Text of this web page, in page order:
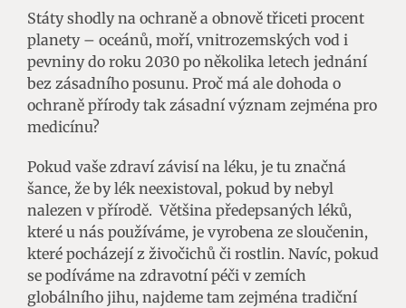
Státy shodly na ochraně a obnově třiceti procent
planety – oceánů, moří, vnitrozemských vod i
pevniny do roku 2030 po několika letech jednání
bez zásadního posunu. Proč má ale dohoda o
ochraně přírody tak zásadní význam zejména pro
medicínu?
Pokud vaše zdraví závisí na léku, je tu značná
šance, že by lék neexistoval, pokud by nebyl
nalezen v přírodě. Většina předepsaných léků,
které u nás používáme, je vyrobena ze sloučenin,
které pocházejí z živočichů či rostlin. Navíc, pokud
se podíváme na zdravotní péči v zemích
globálního jihu, najdeme tam zejména tradiční